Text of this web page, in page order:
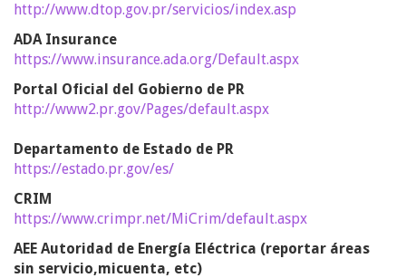
http://www.dtop.gov.pr/servicios/index.asp
ADA Insurance
https://www.insurance.ada.org/Default.aspx
Portal Oficial del Gobierno de PR
http://www2.pr.gov/Pages/default.aspx
Departamento de Estado de PR
https://estado.pr.gov/es/
CRIM
https://www.crimpr.net/MiCrim/default.aspx
AEE Autoridad de Energía Eléctrica (reportar áreas
sin servicio,micuenta, etc)